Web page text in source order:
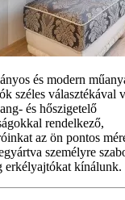
és modern
széles választékával
és hőszigetelő
rendelkező,
az ön pontos
személyre
erkélyajtókat kínálunk.